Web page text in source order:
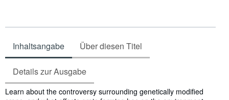
Inhaltsangabe Über diesen Titel
Details zur Ausgabe
Inhaltsangabe
Learn about the controversy surrounding genetically modified